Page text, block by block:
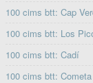
100 cims btt: Cap
100 cims btt: Los
100 cims btt: Cadí
100 cims btt: Cometa